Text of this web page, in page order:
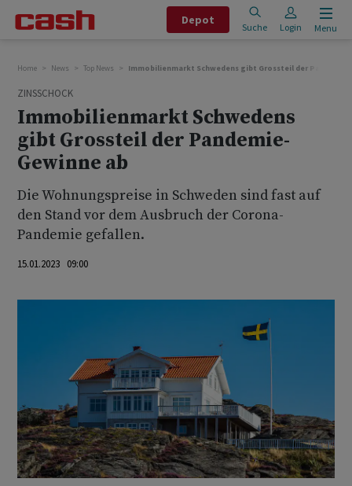
Depot
Suche Login Menu
Home News Top News Immobilienmarkt Schwedens gibt Grossteil der Pandemie-
ZINSSCHOCK
Immobilienmarkt Schwedens
gibt Grossteil der Pandemie-
Gewinne ab
Die Wohnungspreise in Schweden sind fast auf
den Stand vor dem Ausbruch der Corona-
Pandemie gefallen.
15.01.2023 09:00